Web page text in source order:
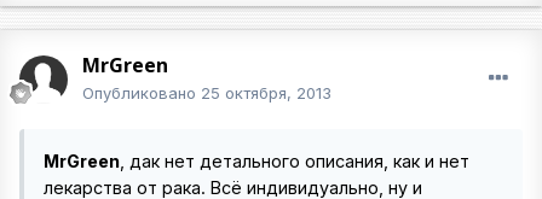
MrGreen
Опубликовано 25 октября, 2013
MrGreen , дак нет детального описания, как и нет
лекарства от рака. Всё индивидуально, ну и